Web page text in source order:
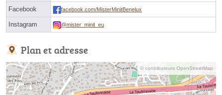
Facebook facebook.com/MisterMinitBenelux
Instagram @mister_minit_eu
Plan et adresse
© contributeurs OpenStreetMap